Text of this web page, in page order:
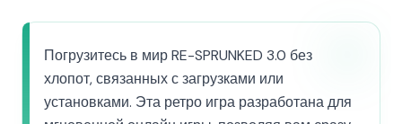
Погрузитесь в мир RE-SPRUNKED 3.0 без
хлопот, связанных с загрузками или
установками. Эта ретро игра разработана для